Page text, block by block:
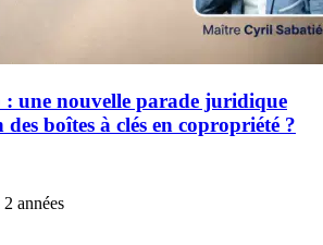
une nouvelle parade juridique
boîtes à clés en copropriété ?
années